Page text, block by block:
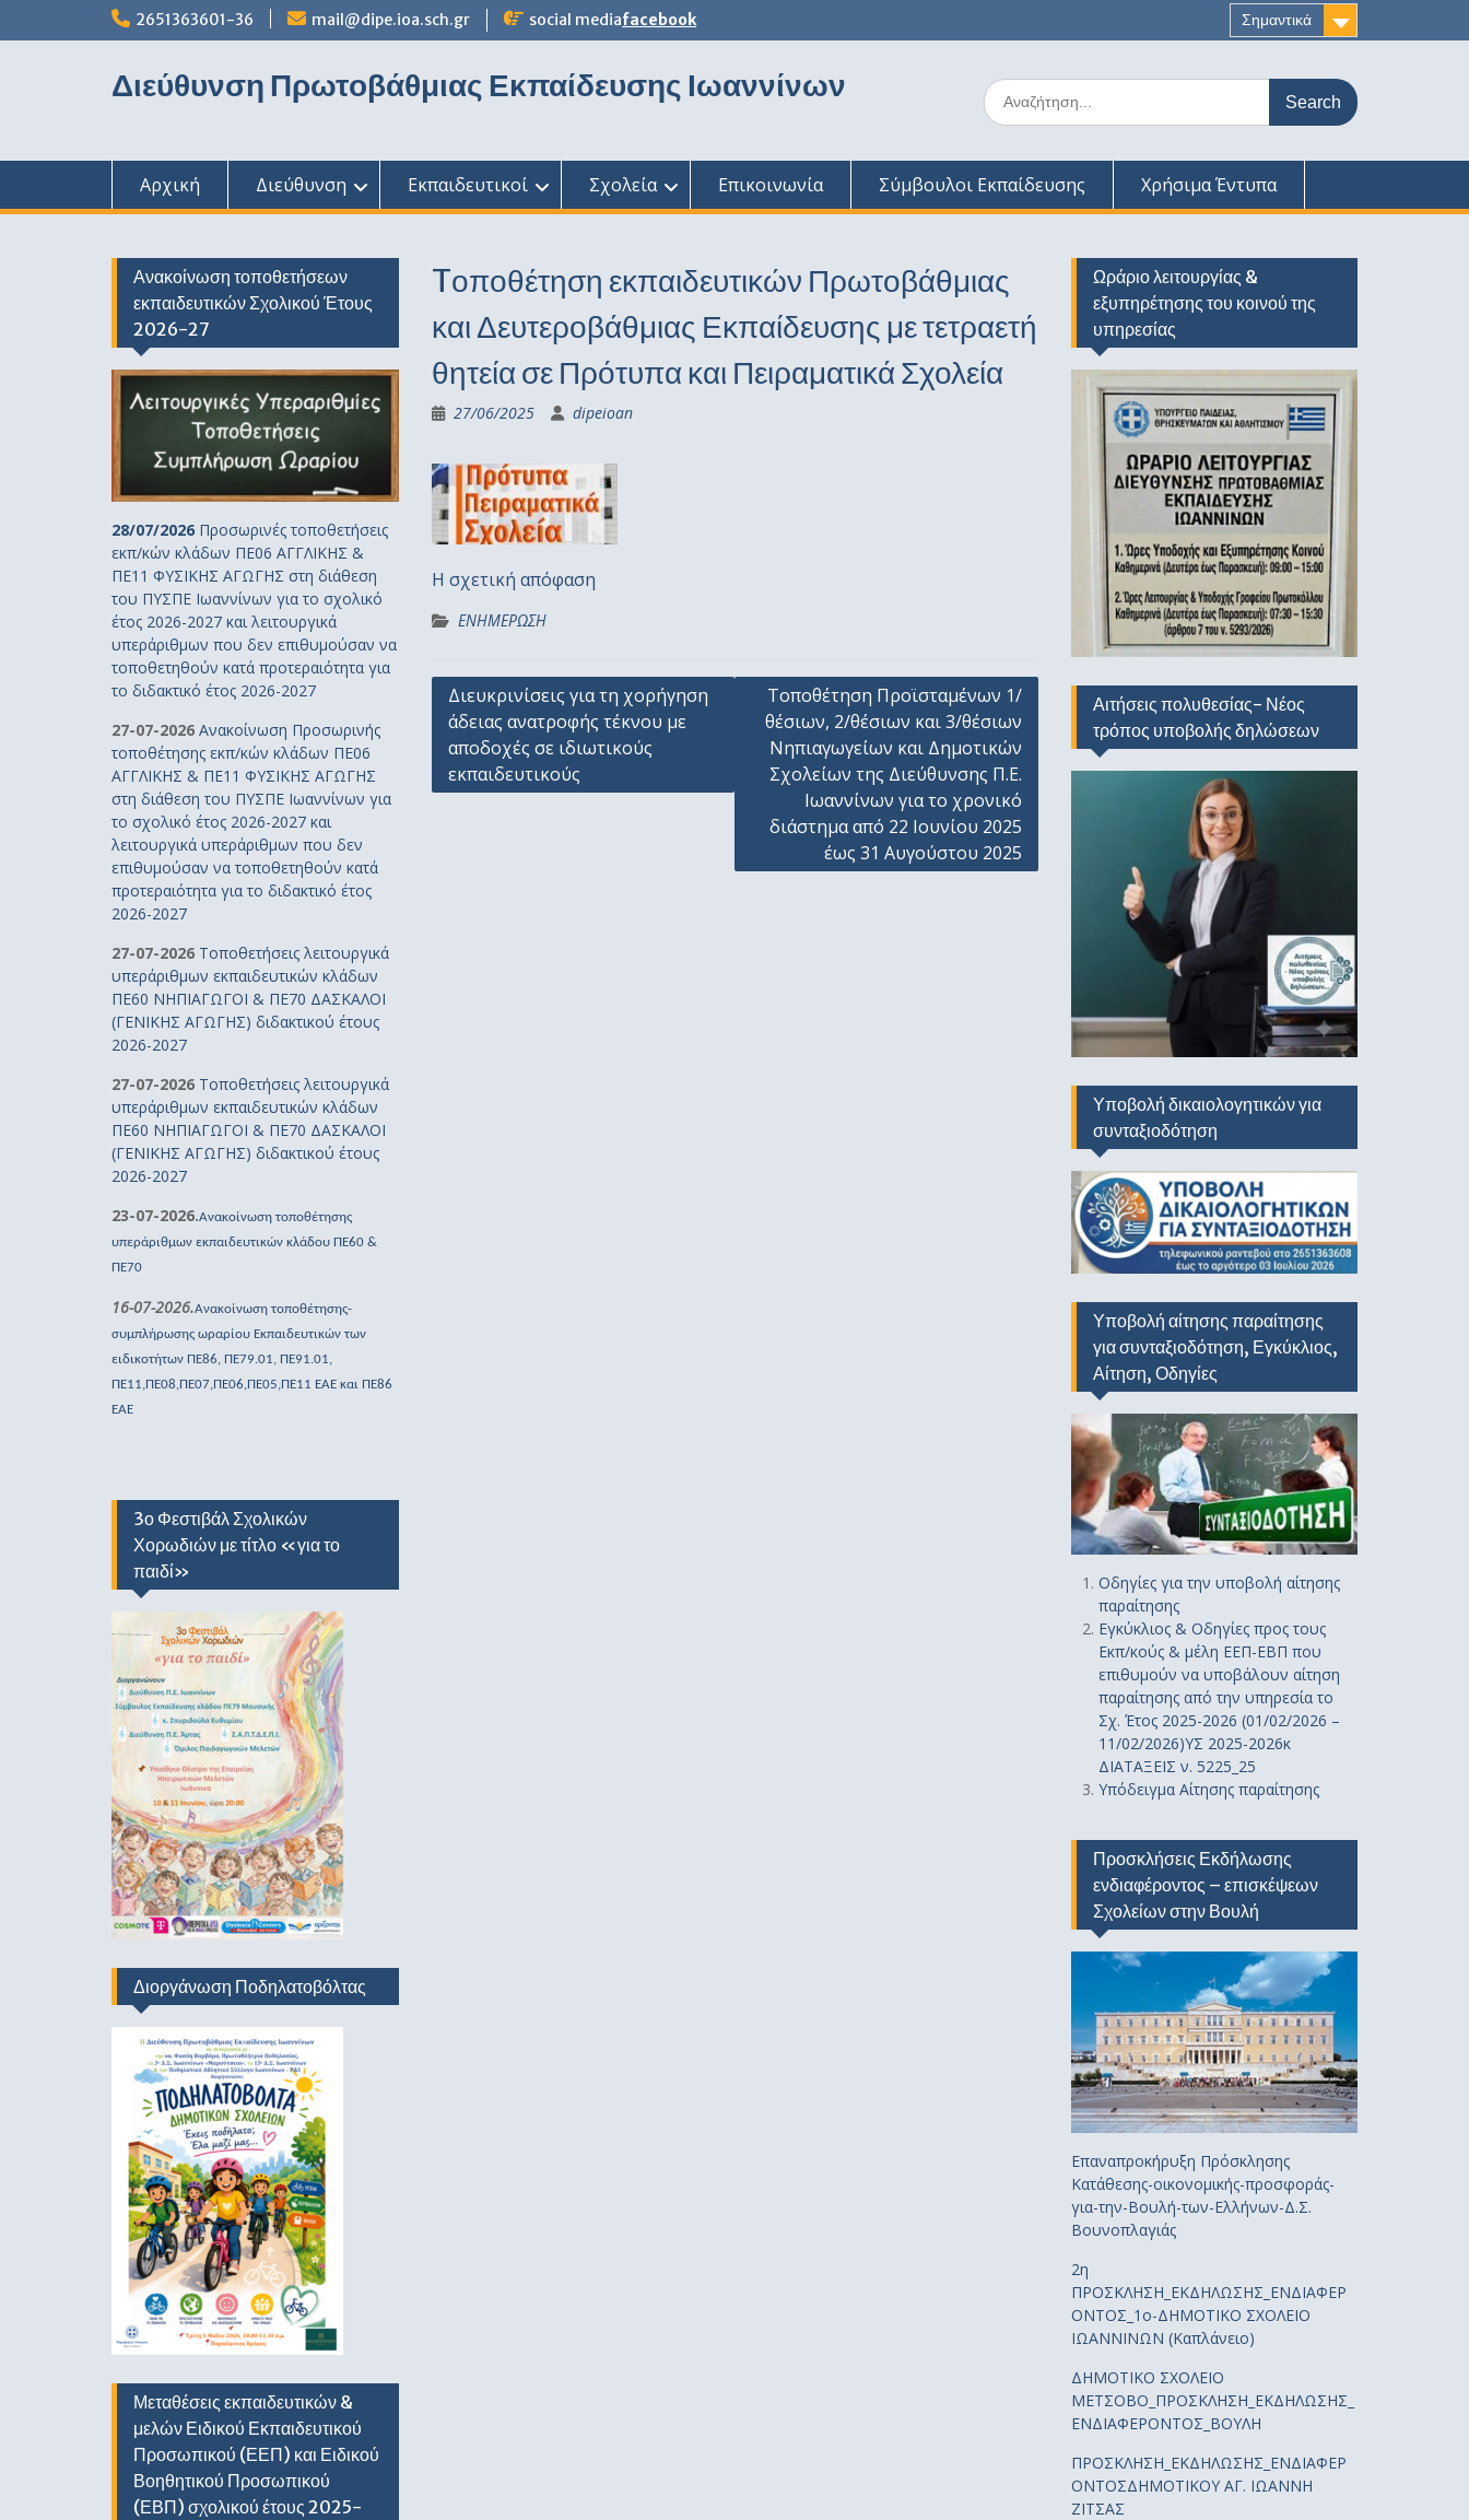
2651363601-36 mail@dipe.ioa.sch.gr social mediafacebook Σημαντικά
Διεύθυνση Πρωτοβάθμιας Εκπαίδευσης Ιωαννίνων
Search
for:
Αρχική Διεύθυνση Εκπαιδευτικοί Σχολεία Επικοινωνία Σύμβουλοι Εκπαίδευσης Χρήσιμα Έντυπα
Tοποθέτηση εκπαιδευτικών Πρωτοβάθμιας
και Δευτεροβάθμιας Εκπαίδευσης με τετραετή
θητεία σε Πρότυπα και Πειραματικά Σχολεία
27/06/2025 dipeioan
Η σχετική απόφαση
ΕΝΗΜΕΡΩΣΗ
Πλοήγηση
άρθρων
Διευκρινίσεις για τη χορήγηση
άδειας ανατροφής τέκνου με
αποδοχές σε ιδιωτικούς
εκπαιδευτικούς
Τοποθέτηση Προϊσταμένων 1/
θέσιων, 2/θέσιων και 3/θέσιων
Νηπιαγωγείων και Δημοτικών
Σχολείων της Διεύθυνσης Π.Ε.
Ιωαννίνων για το χρονικό
διάστημα από 22 Ιουνίου 2025
έως 31 Αυγούστου 2025
Ωράριο λειτουργίας &
εξυπηρέτησης του κοινού της
υπηρεσίας
Αιτήσεις πολυθεσίας- Νέος
τρόπος υποβολής δηλώσεων
Υποβολή δικαιολογητικών για
συνταξιοδότηση
Υποβολή αίτησης παραίτησης
για συνταξιοδότηση, Εγκύκλιος,
Αίτηση, Οδηγίες
Οδηγίεςγια την υποβολή αίτησης
παραίτησης
Εγκύκλιος & Οδηγίες προς τους
Εκπ/κούς & μέλη ΕΕΠ-ΕΒΠ που
επιθυμούν να υποβάλουν αίτηση
παραίτησης από την υπηρεσία το
Σχ. Έτος 2025-2026 (01/02/2026 –
11/02/2026)ΥΣ 2025-2026κ
ΔΙΑΤΑΞΕΙΣ ν. 5225_25
Υπόδειγμα Αίτησης παραίτησης
Προσκλήσεις Εκδήλωσης
ενδιαφέροντος – επισκέψεων
Σχολείων στην Βουλή
Επαναπροκήρυξη Πρόσκλησης
Κατάθεσης-οικονομικής-προσφοράς-
για-την-Βουλή-των-Ελλήνων-Δ.Σ.
Βουνοπλαγιάς
2η
ΠΡΟΣΚΛΗΣΗ_ΕΚΔΗΛΩΣΗΣ_ΕΝΔΙΑΦΕΡ
ΟΝΤΟΣ_1ο-ΔΗΜΟΤΙΚΟ ΣΧΟΛΕΙΟ
ΙΩΑΝΝΙΝΩΝ (Καπλάνειο)
ΔΗΜΟΤΙΚΟ ΣΧΟΛΕΙΟ
ΜΕΤΣΟΒΟ_ΠΡΟΣΚΛΗΣΗ_ΕΚΔΗΛΩΣΗΣ_
ΕΝΔΙΑΦΕΡΟΝΤΟΣ_ΒΟΥΛΗ
ΠΡΟΣΚΛΗΣΗ_ΕΚΔΗΛΩΣΗΣ_ΕΝΔΙΑΦΕΡ
ΟΝΤΟΣΔΗΜΟΤΙΚΟΥ ΑΓ. ΙΩΑΝΝΗ
ΖΙΤΣΑΣ
Ανακοίνωση τοποθετήσεων
εκπαιδευτικών Σχολικού Έτους
2026-27
28/07/2026 Προσωρινές τοποθετήσεις
εκπ/κών κλάδων ΠΕ06 ΑΓΓΛΙΚΗΣ &
ΠΕ11 ΦΥΣΙΚΗΣ ΑΓΩΓΗΣ στη διάθεση
του ΠΥΣΠΕ Ιωαννίνων για το σχολικό
έτος 2026-2027 και λειτουργικά
υπεράριθμων που δεν επιθυμούσαν να
τοποθετηθούν κατά προτεραιότητα για
το διδακτικό έτος 2026-2027
27-07-2026 Ανακοίνωση Προσωρινής
τοποθέτησης εκπ/κών κλάδων ΠΕ06
ΑΓΓΛΙΚΗΣ & ΠΕ11 ΦΥΣΙΚΗΣ ΑΓΩΓΗΣ
στη διάθεση του ΠΥΣΠΕ Ιωαννίνων για
το σχολικό έτος 2026-2027 και
λειτουργικά υπεράριθμων που δεν
επιθυμούσαν να τοποθετηθούν κατά
προτεραιότητα για το διδακτικό έτος
2026-2027
27-07-2026 Τοποθετήσεις λειτουργικά
υπεράριθμων εκπαιδευτικών κλάδων
ΠΕ60 ΝΗΠΙΑΓΩΓΟΙ & ΠΕ70 ΔΑΣΚΑΛΟΙ
(ΓΕΝΙΚΗΣ ΑΓΩΓΗΣ) διδακτικού έτους
2026-2027
27-07-2026 Τοποθετήσεις λειτουργικά
υπεράριθμων εκπαιδευτικών κλάδων
ΠΕ60 ΝΗΠΙΑΓΩΓΟΙ & ΠΕ70 ΔΑΣΚΑΛΟΙ
(ΓΕΝΙΚΗΣ ΑΓΩΓΗΣ) διδακτικού έτους
2026-2027
23-07-2026.Ανακοίνωση τοποθέτησης
υπεράριθμων εκπαιδευτικών κλάδου ΠΕ60 &
ΠΕ70
16-07-2026.Ανακοίνωση τοποθέτησης-
συμπλήρωσης ωραρίου Εκπαιδευτικών των
ειδικοτήτων ΠΕ86, ΠΕ79.01, ΠΕ91.01,
ΠΕ11,ΠΕ08,ΠΕ07,ΠΕ06,ΠΕ05,ΠΕ11 ΕΑΕ και ΠΕ86
ΕΑΕ
3ο Φεστιβάλ Σχολικών
Χορωδιών με τίτλο «για το
παιδί»
Διοργάνωση Ποδηλατοβόλτας
Μεταθέσεις εκπαιδευτικών &
μελών Ειδικού Εκπαιδευτικού
Προσωπικού (ΕΕΠ) και Ειδικού
Βοηθητικού Προσωπικού
(ΕΒΠ) σχολικού έτους 2025-